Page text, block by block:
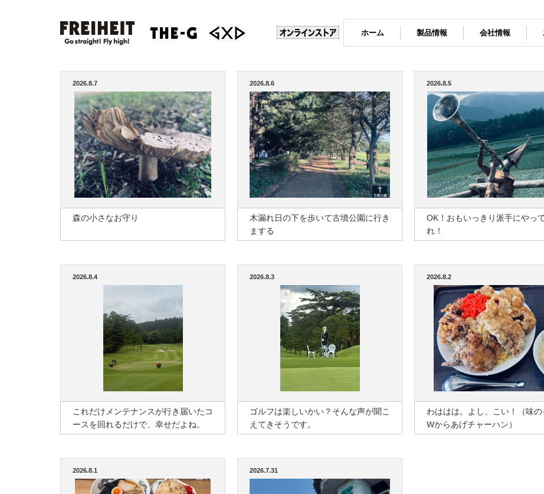
ホーム 製品情報 会社情報
2026.8.7
森の小さなお守り
2026.8.6
木漏れ日の下を歩いて古墳公園に行き
まする
2026.8.5
OK！おもいっきり派手にやっ
れ！
2026.8.4
これだけメンテナンスが行き届いたコ
ースを回れるだけで、幸せだよね。
2026.8.3
ゴルフは楽しいかい？そんな声が聞こ
えてきそうです。
2026.8.2
わははは。よし、こい！（味の
Wからあげチャーハン）
2026.8.1 2026.7.31